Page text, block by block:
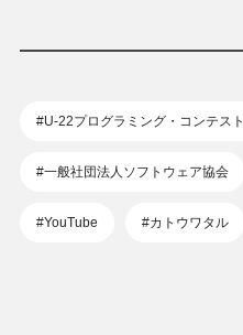
#U-22プログラミング・コンテスト
#一般社団法人ソフトウェア協会
#YouTube #カトウワタル